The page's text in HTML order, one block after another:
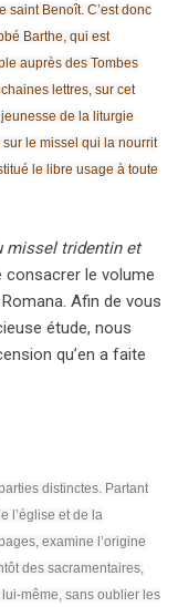
Benoît. C’est donc
Barthe, qui est
auprès des Tombes
lettres, sur cet
de la liturgie
le missel qui la nourrit
le libre usage à toute
missel tridentin et
consacrer le volume
Afin de vous
étude, nous
qu’en a faite
distinctes. Partant
l’église et de la
examine l’origine
des sacramentaires,
même, sans oublier les